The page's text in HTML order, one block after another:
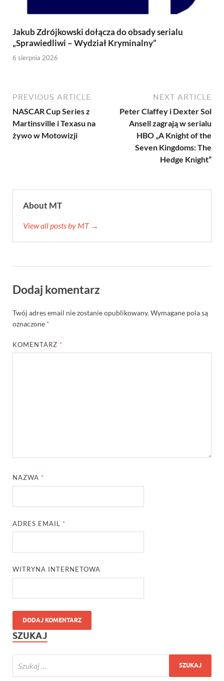
Jakub Zdrójkowski dołącza do obsady serialu
„Sprawiedliwi – Wydział Kryminalny”
6 sierpnia 2026
PREVIOUS ARTICLE
NASCAR Cup Series z
Martinsville i Texasu na
żywo w Motowizji
NEXT ARTICLE
Peter Claffey i Dexter Sol
Ansell zagrają w serialu
HBO „A Knight of the
Seven Kingdoms: The
Hedge Knight”
About MT
View all posts by MT →
Dodaj komentarz
Twój adres email nie zostanie opublikowany.Wymagane pola są
oznaczone *
KOMENTARZ *
NAZWA *
ADRES EMAIL *
WITRYNA INTERNETOWA
SZUKAJ